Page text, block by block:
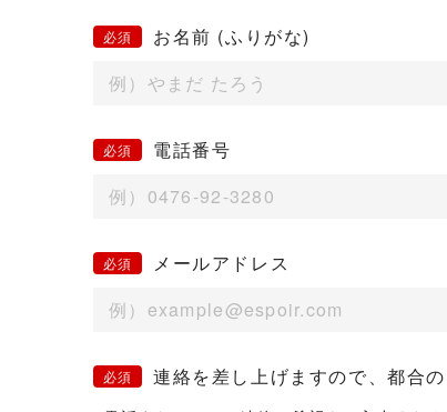
お名前 (ふりがな)
電話番号
メールアドレス
連絡を差し上げますので、都合